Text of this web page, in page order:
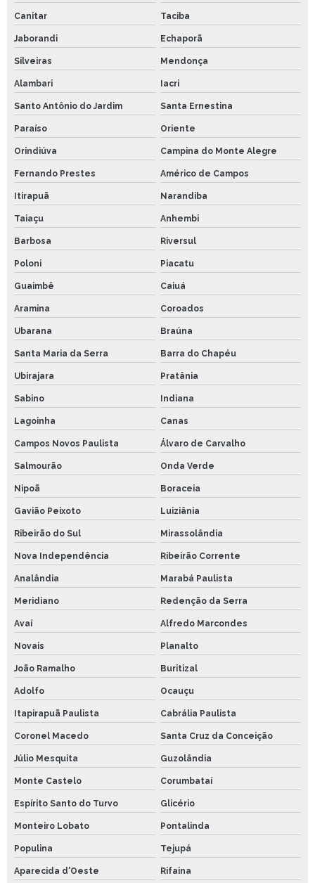
Canitar Taciba
Jaborandi Echaporã
Silveiras Mendonça
Alambari Iacri
Santo Antônio do Jardim Santa Ernestina
Paraíso Oriente
Orindiúva Campina do Monte Alegre
Fernando Prestes Américo de Campos
Itirapuã Narandiba
Taiaçu Anhembi
Barbosa Riversul
Poloni Piacatu
Guaimbê Caiuá
Aramina Coroados
Ubarana Braúna
Santa Maria da Serra Barra do Chapéu
Ubirajara Pratânia
Sabino Indiana
Lagoinha Canas
Campos Novos Paulista Álvaro de Carvalho
Salmourão Onda Verde
Nipoã Boraceia
Gavião Peixoto Luiziânia
Ribeirão do Sul Mirassolândia
Nova Independência Ribeirão Corrente
Analândia Marabá Paulista
Meridiano Redenção da Serra
Avaí Alfredo Marcondes
Novais Planalto
João Ramalho Buritizal
Adolfo Ocauçu
Itapirapuã Paulista Cabrália Paulista
Coronel Macedo Santa Cruz da Conceição
Júlio Mesquita Guzolândia
Monte Castelo Corumbataí
Espírito Santo do Turvo Glicério
Monteiro Lobato Pontalinda
Populina Tejupá
Aparecida d'Oeste Rifaina